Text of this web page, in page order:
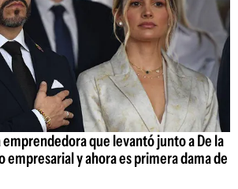
emprendedora que levantó junto a De la
empresarial y ahora es primera dama de